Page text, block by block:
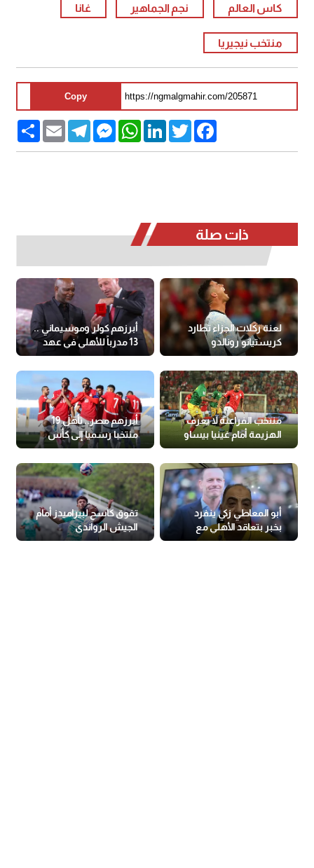
كاس العالم نجم الجماهير غانا
منتخب نيجيريا
Copy
Share Email
TelegramMessengerWhatsAppLinkedInTwitter
Facebook
ذات صلة
لعنة ركلات الجزاء تطارد
كريستيانو رونالدو
أبرزهم كولر وموسيماني ..
13 مدرباً للأهلي في عهد
الخطيب
منتخب الفراعنة لا يعرف
الهزيمة أمام غينيا بيساو
أبرزهم مصر.. تأهل 19
منتخبا رسميا إلى كأس
العالم
أبو المعاطي زكي ينفرد
بخبر بتعاقد الأهلي مع
ياس سوروب
تفوق كاسح لبيراميدز أمام
الجيش الرواندي